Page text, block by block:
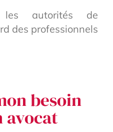
autorités de
des professionnels
besoin
avocat